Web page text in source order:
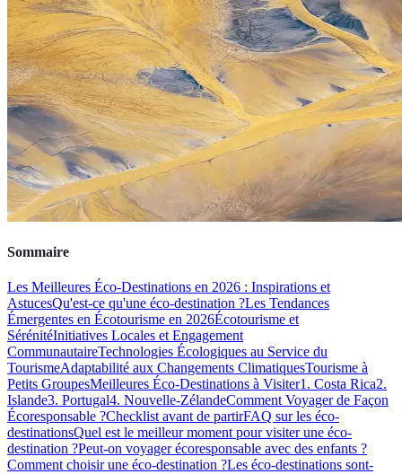
Sommaire
Les Meilleures Éco-Destinations en 2026 : Inspirations et
AstucesQu'est-ce qu'une éco-destination ?Les Tendances
Émergentes en Écotourisme en 2026Écotourisme et
SérénitéInitiatives Locales et Engagement
CommunautaireTechnologies Écologiques au Service du
TourismeAdaptabilité aux Changements ClimatiquesTourisme à
Petits GroupesMeilleures Éco-Destinations à Visiter1. Costa Rica2.
Islande3. Portugal4. Nouvelle-ZélandeComment Voyager de Façon
Écoresponsable ?Checklist avant de partirFAQ sur les éco-
destinationsQuel est le meilleur moment pour visiter une éco-
destination ?Peut-on voyager écoresponsable avec des enfants ?
Comment choisir une éco-destination ?Les éco-destinations sont-